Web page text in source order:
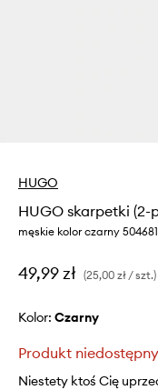
HUGO
HUGO skarpetki (2-
męskie kolor czarny
49,99 zł (25,00 zł / szt.)
Kolor: czarny
Produkt niedostępny
Niestety ktoś Cię